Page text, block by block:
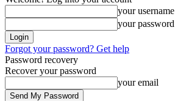
your username
your password
Forgot your password? Get help
Password recovery
Recover your password
your email